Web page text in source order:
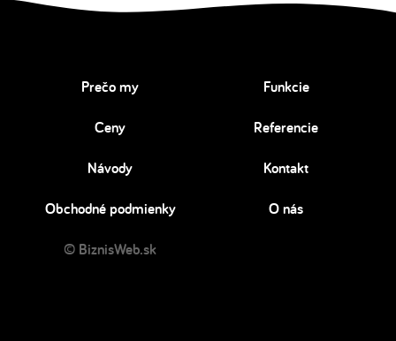
Prečo my Funkcie
Ceny Referencie
Návody Kontakt
Obchodné podmienky O nás
© BiznisWeb.sk